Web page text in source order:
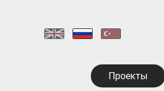
Проекты